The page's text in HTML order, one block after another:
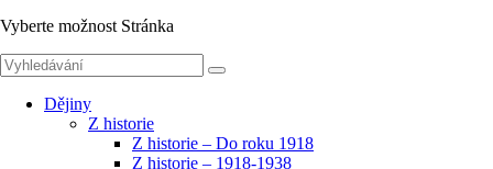
Vyberte možnost Stránka
Dějiny
Z historie
Z historie – Do roku 1918
Z historie – 1918-1938